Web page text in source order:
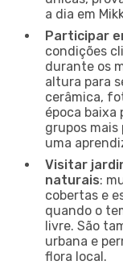
a dia em
Participar
condições
durante os
altura para
cerâmica,
época baixa
grupos
uma
Visitar
naturais:
cobertas e
quando o
livre. São
urbana e
flora local.